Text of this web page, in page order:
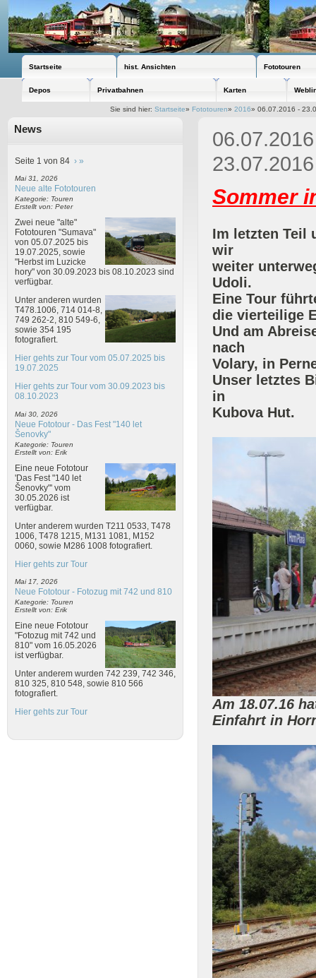
Startseite hist. Ansichten Fototouren
Depos Privatbahnen Karten
Sie sind hier:Startseite» Fototouren»2016»06.07.2016 -
News
Seite 1 von 84 › »
Mai 31, 2026
Neue alte Fototouren
Kategorie: Touren
Erstellt von: Peter
Zwei neue "alte"
Fototouren "Sumava"
von 05.07.2025 bis
19.07.2025, sowie
"Herbst im Luzicke
hory" von 30.09.2023 bis 08.10.2023 sind
verfügbar.
Unter anderen wurden
T478.1006, 714 014-8,
749 262-2, 810 549-6,
sowie 354 195
fotografiert.
Hier gehts zur Tour vom 05.07.2025 bis
19.07.2025
Hier gehts zur Tour vom 30.09.2023 bis
08.10.2023
Mai 30, 2026
Neue Fototour - Das Fest "140 let
Šenovky"
Kategorie: Touren
Erstellt von: Erik
Eine neue Fototour
'Das Fest "140 let
Šenovky"' vom
30.05.2026 ist
verfügbar.
Unter anderem wurden T211 0533, T478
1006, T478 1215, M131 1081, M152
0060, sowie M286 1008 fotografiert.
Hier gehts zur Tour
Mai 17, 2026
Neue Fototour - Fotozug mit 742 und 810
Kategorie: Touren
Erstellt von: Erik
Eine neue Fototour
"Fotozug mit 742 und
810" vom 16.05.2026
ist verfügbar.
Unter anderem wurden 742 239, 742 346,
810 325, 810 548, sowie 810 566
fotografiert.
Hier gehts zur Tour
Im letzten Teil
wir
weiter
Udoli.
Eine Tour
die vierteilige
Und am
nach
Volary, in
Unser letztes
in
Kubova Hut.
Am 18.07.16
Einfahrt in